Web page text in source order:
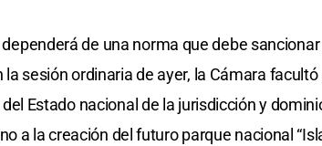
de una norma que debe
la sesión ordinaria de ayer, la Cámara
Estado nacional de la jurisdicción y
a la creación del futuro parque nacional